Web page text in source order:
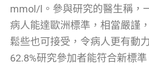
mmol/l。參與研究的醫生稱，
病人能達歐洲標準，相當嚴謹
鬆些也可接受，令病人更有動
62.8%研究參加者能符合新標準